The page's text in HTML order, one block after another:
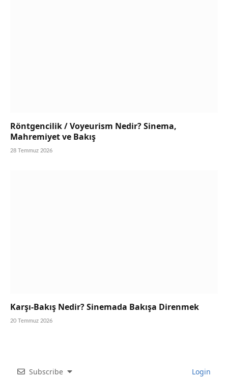
Röntgencilik / Voyeurism Nedir? Sinema,
Mahremiyet ve Bakış
28 Temmuz 2026
Karşı-Bakış Nedir? Sinemada Bakışa Direnmek
20 Temmuz 2026
Subscribe Login